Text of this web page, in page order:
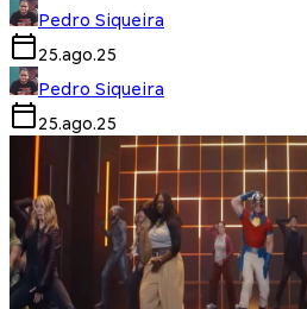
Pedro Siqueira
25.ago.25
Pedro Siqueira
25.ago.25